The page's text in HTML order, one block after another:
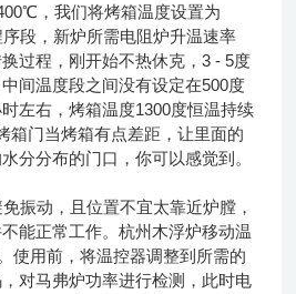
，我们将烤箱温度设置为
段，新炉所需电阻炉升温速率
过程，刚开始不热休克，3 - 5度
间温度段之间没有设定在500度
左右，烤箱温度1300度恒温持续
箱门当烤箱有点差距，让里面的
分分布的门口，你可以感觉到。
振动，且位置不宜太靠近炉膛，
能正常工作。杭州木浮炉移动温
使用前，将温控器调整到所需的
对马弗炉功率进行检测，此时电